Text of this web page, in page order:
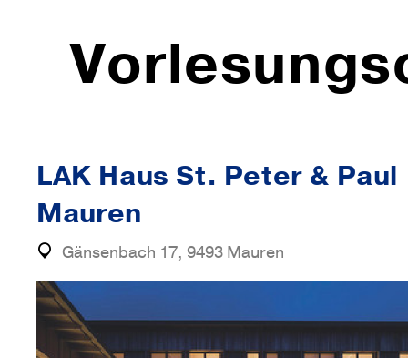
LAK Haus St. Peter & Paul
Mauren
Gänsenbach 17, 9493 Mauren